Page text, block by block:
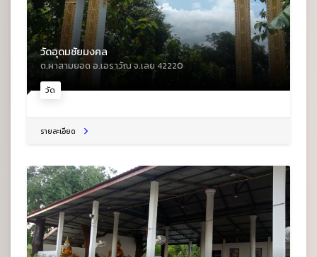
วัด
วัดอุดมชัยมงคล
ต.ผาสามยอด อ.เอราวัณ จ.เลย 42220
รายละเอียด